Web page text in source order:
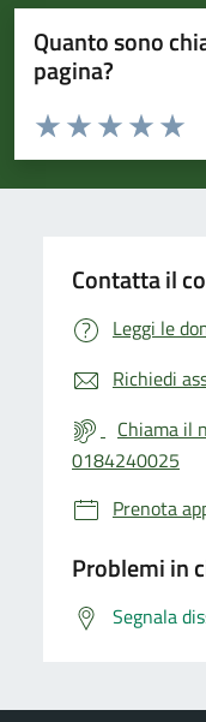
Quanto sono
pagina?
Valuta da 1 a 5 stelle la
Valuta 4
Valuta 3
Valuta 2 stelle
Valuta 1 stelle su 5
Contatta il
Leggi le
Richiedi
Chiama il
0184240025
Prenota
Problemi in
Segnala